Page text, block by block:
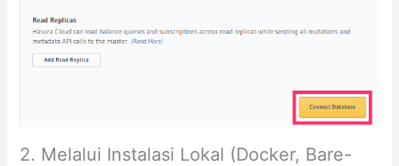
2. Melalui Instalasi Lokal (Docker, Bare-